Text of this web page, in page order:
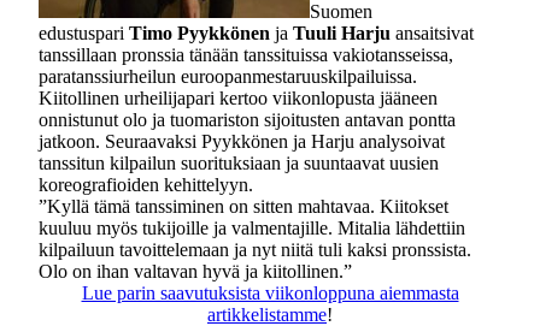
Suomen
edustuspari Timo Pyykkönen ja Tuuli Harju ansaitsivat
tanssillaan pronssia tänään tanssituissa vakiotansseissa,
paratanssiurheilun euroopanmestaruuskilpailuissa.
Kiitollinen urheilijapari kertoo viikonlopusta jääneen
onnistunut olo ja tuomariston sijoitusten antavan pontta
jatkoon. Seuraavaksi Pyykkönen ja Harju analysoivat
tanssitun kilpailun suorituksiaan ja suuntaavat uusien
koreografioiden kehittelyyn.
”Kyllä tämä tanssiminen on sitten mahtavaa. Kiitokset
kuuluu myös tukijoille ja valmentajille. Mitalia lähdettiin
kilpailuun tavoittelemaan ja nyt niitä tuli kaksi pronssista.
Olo on ihan valtavan hyvä ja kiitollinen.”
Lue parin saavutuksista viikonloppuna aiemmasta
artikkelistamme!